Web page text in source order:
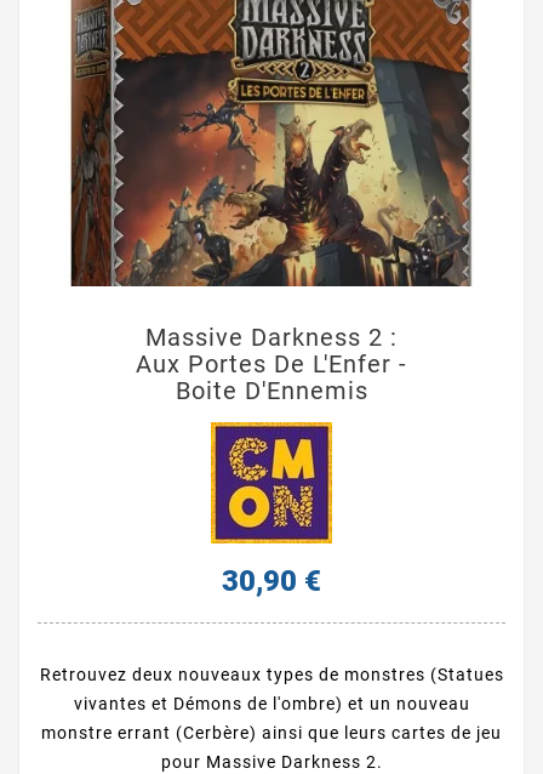
Massive Darkness 2 :
Aux Portes De L'Enfer -
Boite D'Ennemis
30,90 €
Retrouvez deux nouveaux types de monstres (Statues
vivantes et Démons de l'ombre) et un nouveau
monstre errant (Cerbère) ainsi que leurs cartes de jeu
pour Massive Darkness 2.